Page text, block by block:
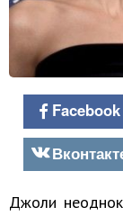
Facebook
Джоли